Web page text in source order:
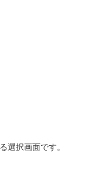
選択画面です。